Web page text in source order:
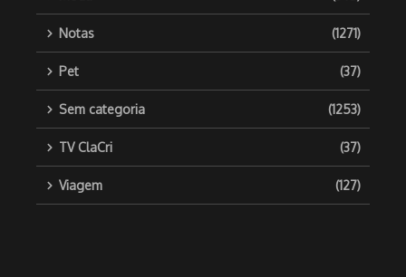
Notas (1271)
Pet (37)
Sem categoria (1253)
TV ClaCri (37)
Viagem (127)